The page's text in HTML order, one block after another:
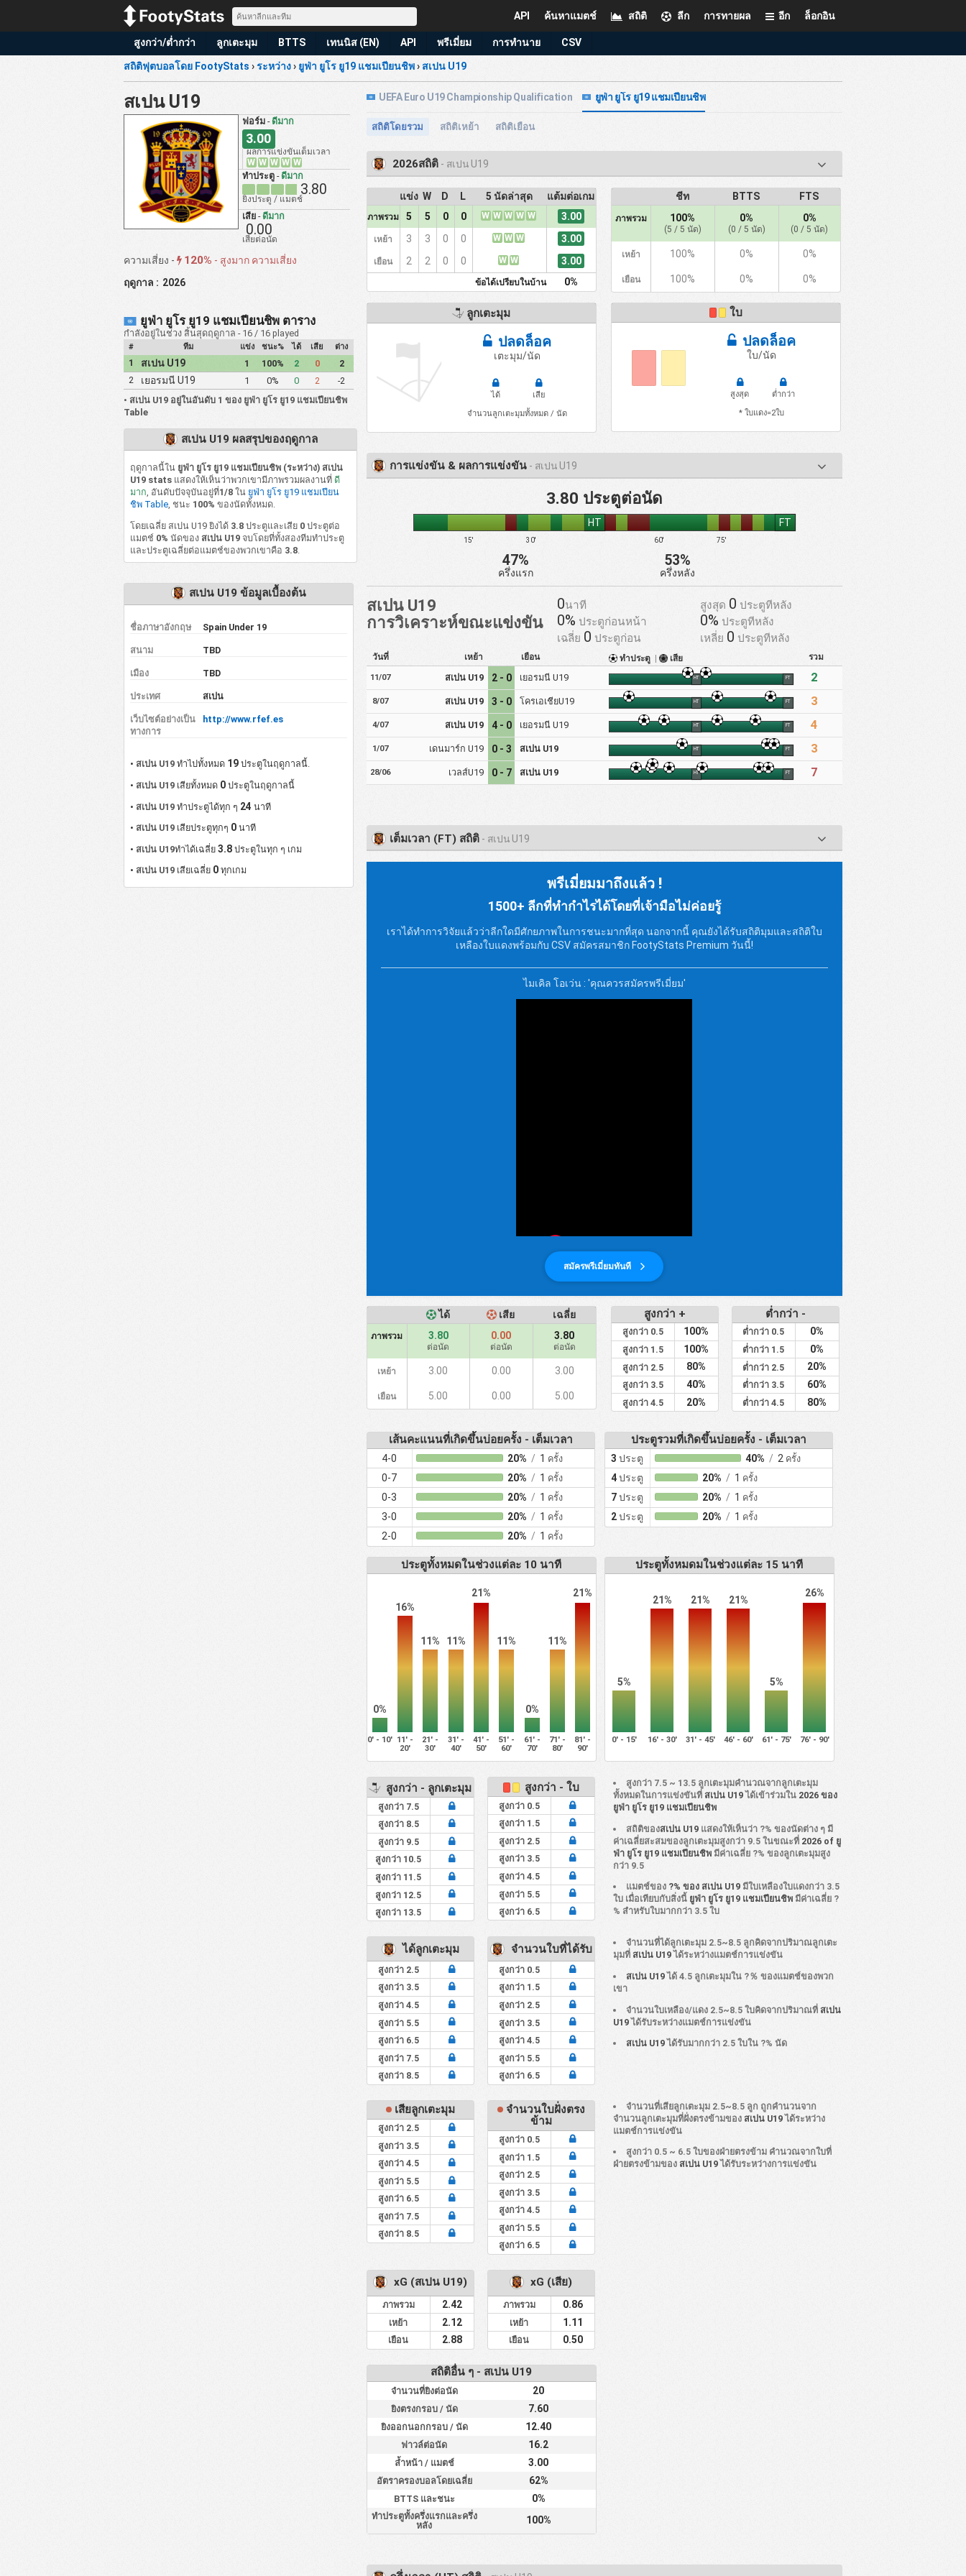
ล็อกอิน
อีก
การทายผล
ลีก
สถิติ
ค้นหาแมตช์
API
สูงกว่า/ต่ำกว่า ลูกเตะมุม BTTS เทนนิส (EN) API พรีเมี่ยม การทำนาย CSV
สถิติฟุตบอลโดย FootyStats ›ระหว่าง› ยูฟ่า ยูโร ยู19 แชมเปียนชิพ› สเปน U19
สเปน U19
ฟอร์ม - ดีมาก
3.00
ผลการแข่งขันเต็มเวลา
W W W W W
ทำประตู - ดีมาก
3.80
ยิงประตู / แมตช์
เสีย - ดีมาก
0.00
เสียต่อนัด
ความเสี่ยง - 120% - สูงมาก ความเสี่ยง
ฤดูกาล : 2026
ยูฟ่า ยูโร ยู19 แชมเปียนชิพ ตาราง
กำลังอยู่ในช่วง สิ้นสุดฤดูกาล - 16 / 16 played
# ทีม แข่ง ชนะ% ได้ เสีย ต่าง
1 สเปน U19 1 100% 2 0
2
2
เยอรมนี U19 1 0% 0 2
-2
• สเปน U19 อยู่ในอันดับ 1 ของ ยูฟ่า ยูโร ยู19 แชมเปียนชิพ
Table
สเปน U19 ผลสรุปของฤดูกาล
ฤดูกาลนี้ใน ยูฟ่า ยูโร ยู19 แชมเปียนชิพ (ระหว่าง) สเปน
U19 statsแสดงให้เห็นว่าพวกเขามีภาพรวมผลงานที่ ดี
มาก, อันดับปัจจุบันอยู่ที่1/8ใน ยูฟ่า ยูโร ยู19 แชมเปียน
ชิพ Table, ชนะ 100% ของนัดทั้งหมด.
โดยเฉลี่ย สเปน U19 ยิงได้ 3.8ประตูและเสีย 0ประตูต่อ
แมตช์ 0% นัดของ สเปน U19จบโดยที่ทั้งสองทีมทำประตู
และประตูเฉลี่ยต่อแมตช์ของพวกเขาคือ 3.8.
สเปน U19 ข้อมูลเบื้องต้น
ชื่อภาษาอังกฤษ Spain Under 19
สนาม TBD
เมือง TBD
ประเทศ สเปน
เว็บไซต์อย่างเป็น
ทางการ
http://www.rfef.es
•สเปน U19 ทำไปทั้งหมด 19 ประตูในฤดูกาลนี้.
•สเปน U19 เสียทั้งหมด 0 ประตูในฤดูกาลนี้
•สเปน U19 ทำประตูได้ทุก ๆ 24 นาที
•สเปน U19 เสียประตูทุกๆ 0 นาที
•สเปน U19ทำได้เฉลี่ย3.8 ประตูในทุก ๆ เกม
•สเปน U19 เสียเฉลี่ย 0 ทุกเกม
UEFA Euro U19 Championship Qualification ยูฟ่า ยูโร ยู19 แชมเปียนชิพ
สถิติโดยรวม สถิติเหย้า สถิติเยือน
2026สถิติ - สเปน U19
แข่ง W D L 5 นัดล่าสุด แต้มต่อเกม
ภาพรวม 5 5 0 0 W W W W W 3.00
เหย้า 3 3 0 0 W W W 3.00
เยือน 2 2 0 0 W W 3.00
ข้อได้เปรียบในบ้าน 0%
ชีท BTTS FTS
ภาพรวม 100%
(5 / 5 นัด)
0%
(0 / 5 นัด)
0%
(0 / 5 นัด)
เหย้า 100% 0% 0%
เยือน 100% 0% 0%
ลูกเตะมุม
ปลดล็อค
เตะมุม/นัด
ได้
เสีย
จำนวนลูกเตะมุมทั้งหมด / นัด
ใบ
ปลดล็อค
ใบ/นัด
สูงสุด
ต่ำกว่า
* ใบแดง=2ใบ
การแข่งขัน & ผลการแข่งขัน - สเปน U19
3.80 ประตูต่อนัด
15' 30'
HT
60' 75'
FT
47%
ครึ่งแรก
53%
ครึ่งหลัง
สเปน U19
การวิเคราะห์ขณะแข่งขัน
0นาที สูงสุด 0 ประตูทีหลัง
0% ประตูก่อนหน้า 0% ประตูทีหลัง
เฉลี่ย 0 ประตูก่อน เหลี่ย 0 ประตูทีหลัง
วันที่ เหย้า เยือน ทำประตู เสีย รวม
11/07 สเปน U19 2 - 0 เยอรมนี U19 HT FT 2
8/07 สเปน U19 3 - 0 โครเอเชียU19 HT FT 3
4/07 สเปน U19 4 - 0 เยอรมนี U19 HT FT 4
1/07 เดนมาร์ก U19 0 - 3 สเปน U19 HT FT 3
28/06 เวลส์U19 0 - 7 สเปน U19 HT FT 7
เต็มเวลา (FT) สถิติ - สเปน U19
พรีเมี่ยมมาถึงแล้ว !
1500+ ลีกที่ทำกำไรได้โดยที่เจ้ามือไม่ค่อยรู้
เราได้ทำการวิจัยแล้วว่าลีกใดมีศักยภาพในการชนะมากที่สุด นอกจากนี้ คุณยังได้รับสถิติมุมและสถิติใบ
เหลืองใบแดงพร้อมกับ CSV สมัครสมาชิก FootyStats Premium วันนี้!
สมัครพรีเมี่ยมทันที
ไมเคิล โอเว่น : 'คุณควรสมัครพรีเมี่ยม'
ได้ เสีย เฉลี่ย
ภาพรวม 3.80
ต่อนัด
0.00
ต่อนัด
3.80
ต่อนัด
เหย้า 3.00 0.00 3.00
เยือน 5.00 0.00 5.00
สูงกว่า +
สูงกว่า 0.5 100%
สูงกว่า 1.5 100%
สูงกว่า 2.5 80%
สูงกว่า 3.5 40%
สูงกว่า 4.5 20%
ต่ำกว่า -
ต่ำกว่า 0.5 0%
ต่ำกว่า 1.5 0%
ต่ำกว่า 2.5 20%
ต่ำกว่า 3.5 60%
ต่ำกว่า 4.5 80%
เส้นคะแนนที่เกิดขึ้นบ่อยครั้ง - เต็มเวลา
4-0 20% / 1 ครั้ง
0-7 20% / 1 ครั้ง
0-3 20% / 1 ครั้ง
3-0 20% / 1 ครั้ง
2-0 20% / 1 ครั้ง
ประตูรวมที่เกิดขึ้นบ่อยครั้ง - เต็มเวลา
3ประตู 40% / 2 ครั้ง
4ประตู 20% / 1 ครั้ง
7ประตู 20% / 1 ครั้ง
2ประตู 20% / 1 ครั้ง
ประตูทั้งหมดในช่วงแต่ละ 10 นาที
0%
16%
11% 11%
21%
11%
0%
11%
21%
0' - 10' 11' -
20'
21' -
30'
31' -
40'
41' -
50'
51' -
60'
61' -
70'
71' -
80'
81' -
90'
ประตูทั้งหมดมในช่วงแต่ละ 15 นาที
5%
21% 21% 21%
5%
26%
0' - 15' 16' - 30' 31' - 45' 46' - 60' 61' - 75' 76' - 90'
สูงกว่า - ลูกเตะมุม
สูงกว่า 7.5
สูงกว่า 8.5
สูงกว่า 9.5
สูงกว่า 10.5
สูงกว่า 11.5
สูงกว่า 12.5
สูงกว่า 13.5
สูงกว่า - ใบ
สูงกว่า 0.5
สูงกว่า 1.5
สูงกว่า 2.5
สูงกว่า 3.5
สูงกว่า 4.5
สูงกว่า 5.5
สูงกว่า 6.5
สูงกว่า 7.5 ~ 13.5 ลูกเตะมุมคำนวณจากลูกเตะมุม
ทั้งหมดในการแข่งขันที่สเปน U19ได้เข้าร่วมใน 2026 ของ
ยูฟ่า ยูโร ยู19 แชมเปียนชิพ
สถิติของสเปน U19แสดงให้เห็นว่า ?% ของนัดต่าง ๆ มี
ค่าเฉลี่ยสะสมของลูกเตะมุมสูงกว่า 9.5 ในขณะที่ 2026 of ยู
ฟ่า ยูโร ยู19 แชมเปียนชิพ มีค่าเฉลี่ย ?% ของลูกเตะมุมสูง
กว่า 9.5
แมตช์ของ ?% ของ สเปน U19มีใบเหลืองใบแดงกว่า 3.5
ใบ เมื่อเทียบกับสิ่งนี้ ยูฟ่า ยูโร ยู19 แชมเปียนชิพ มีค่าเฉลี่ย ?
% สำหรับใบมากกว่า 3.5 ใบ
ได้ลูกเตะมุม
สูงกว่า 2.5
สูงกว่า 3.5
สูงกว่า 4.5
สูงกว่า 5.5
สูงกว่า 6.5
สูงกว่า 7.5
สูงกว่า 8.5
จำนวนใบที่ได้รับ
สูงกว่า 0.5
สูงกว่า 1.5
สูงกว่า 2.5
สูงกว่า 3.5
สูงกว่า 4.5
สูงกว่า 5.5
สูงกว่า 6.5
จำนวนที่ได้ลูกเตะมุม 2.5~8.5 ลูกคิดจากปริมาณลูกเตะ
มุมที่สเปน U19ได้ระหว่างแมตช์การแข่งขัน
สเปน U19ได้ 4.5 ลูกเตะมุมใน ?％ ของแมตช์ของพวก
เขา
จำนวนใบเหลือง/แดง 2.5~8.5 ใบคิดจากปริมาณที่ สเปน
U19ได้รับระหว่างแมตช์การแข่งขัน
สเปน U19ได้รับมากกว่า 2.5 ใบใน ?% นัด
เสียลูกเตะมุม
สูงกว่า 2.5
สูงกว่า 3.5
สูงกว่า 4.5
สูงกว่า 5.5
สูงกว่า 6.5
สูงกว่า 7.5
สูงกว่า 8.5
จำนวนใบฝั่งตรง
ข้าม
สูงกว่า 0.5
สูงกว่า 1.5
สูงกว่า 2.5
สูงกว่า 3.5
สูงกว่า 4.5
สูงกว่า 5.5
สูงกว่า 6.5
จำนวนที่เสียลูกเตะมุม 2.5~8.5 ลูก ถูกคำนวนจาก
จำนวนลูกเตะมุมที่ฝั่งตรงข้ามของสเปน U19ได้ระหว่าง
แมตช์การแข่งขัน
สูงกว่า 0.5 ~ 6.5 ใบของฝ่ายตรงข้าม คำนวณจากใบที่
ฝ่ายตรงข้ามของสเปน U19ได้รับระหว่างการแข่งขัน
xG (สเปน U19)
ภาพรวม 2.42
เหย้า 2.12
เยือน 2.88
xG (เสีย)
ภาพรวม 0.86
เหย้า 1.11
เยือน 0.50
สถิติอื่น ๆ - สเปน U19
จำนวนที่ยิงต่อนัด 20
ยิงตรงกรอบ / นัด 7.60
ยิงออกนอกกรอบ / นัด 12.40
ฟาวล์ต่อนัด 16.2
ล้ำหน้า / แมตช์ 3.00
อัตราครองบอลโดยเฉลี่ย 62%
BTTS และชนะ 0%
ทำประตูทั้งครึ่งแรกและครึ่ง
หลัง
100%